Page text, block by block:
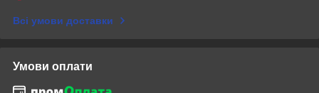
Всі умови доставки
Умови оплати